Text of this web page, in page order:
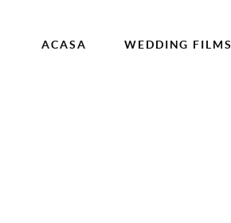
ACASA WEDDING FILMS